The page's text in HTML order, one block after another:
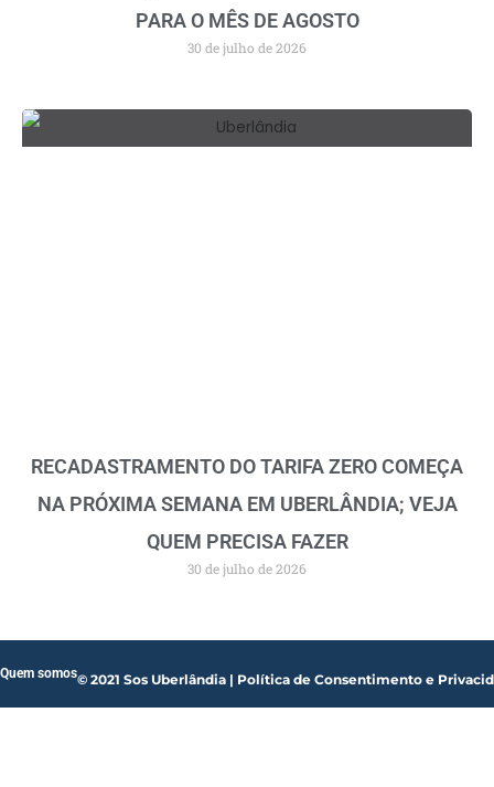
PARA O MÊS DE AGOSTO
30 de julho de 2026
RECADASTRAMENTO DO TARIFA ZERO COMEÇA
NA PRÓXIMA SEMANA EM UBERLÂNDIA; VEJA
QUEM PRECISA FAZER
30 de julho de 2026
© 2021 Sos Uberlândia | Política de Consentimento e
Quem somos